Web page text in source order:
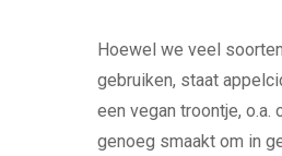
Hoewel we veel
gebruiken, staat
een vegan troontje, o.a.
genoeg smaakt om in